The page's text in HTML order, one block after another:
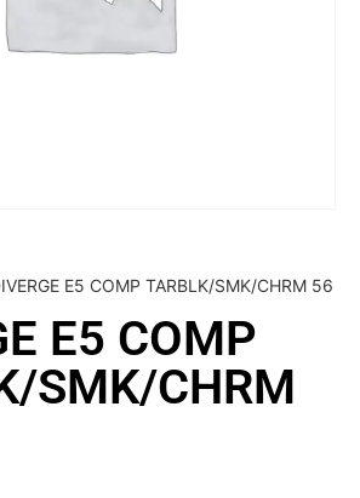
E5 COMP TARBLK/SMK/CHRM 56
E5 COMP
SMK/CHRM